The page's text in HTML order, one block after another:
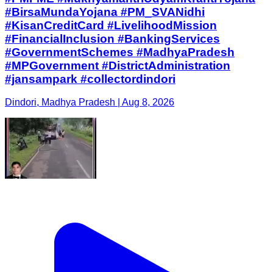
#BirsaMundaYojana #PM_SVANidhi
#KisanCreditCard #LivelihoodMission
#FinancialInclusion #BankingServices
#GovernmentSchemes #MadhyaPradesh
#MPGovernment #DistrictAdministration
#jansampark #collectordindori
Dindori, Madhya Pradesh | Aug 8, 2026